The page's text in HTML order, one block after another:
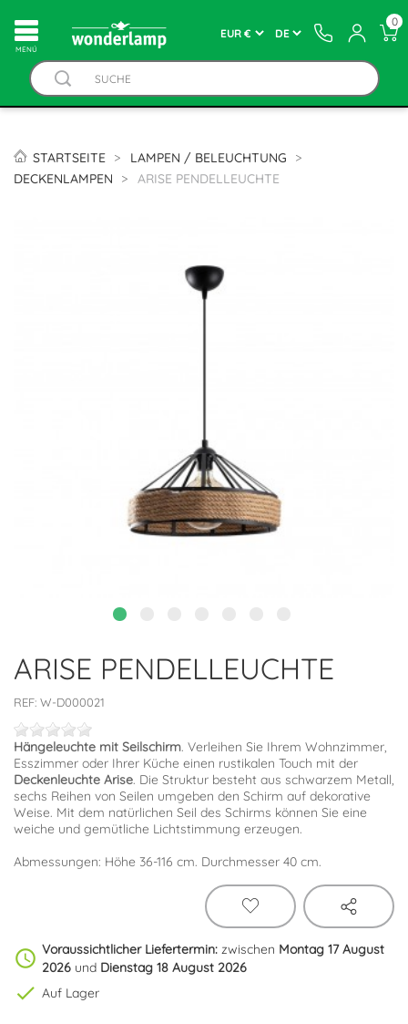
MENÚ
0
STARTSEITE
LAMPEN / BELEUCHTUNG
DECKENLAMPEN
ARISE PENDELLEUCHTE
ARISE PENDELLEUCHTE
REF: W-D000021
Hängeleuchte mit Seilschirm. Verleihen Sie Ihrem Wohnzimmer,
Esszimmer oder Ihrer Küche einen rustikalen Touch mit der
Deckenleuchte Arise. Die Struktur besteht aus schwarzem Metall,
sechs Reihen von Seilen umgeben den Schirm auf dekorative
Weise. Mit dem natürlichen Seil des Schirms können Sie eine
weiche und gemütliche Lichtstimmung erzeugen.
Abmessungen: Höhe 36-116 cm. Durchmesser 40 cm.
schedule Voraussichtlicher Liefertermin: zwischen Montag 17 August
2026 und Dienstag 18 August 2026
check Auf Lager